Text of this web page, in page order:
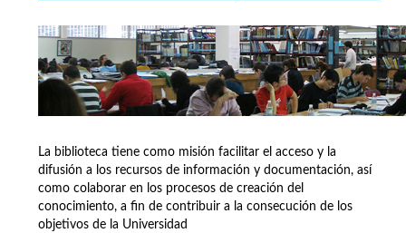
La biblioteca tiene como misión facilitar el acceso y la
difusión a los recursos de información y documentación, así
como colaborar en los procesos de creación del
conocimiento, a fin de contribuir a la consecución de los
objetivos de la Universidad